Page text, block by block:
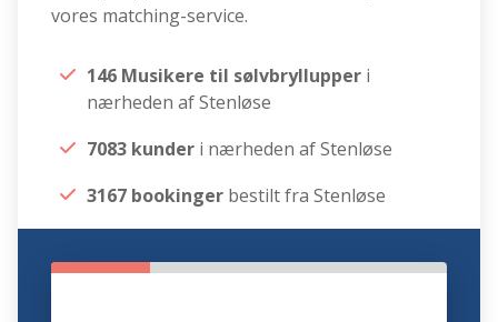
vores matching-service.
146 Musikere til sølvbryllupper i
nærheden af Stenløse
7083 kunder i nærheden af Stenløse
3167 bookinger bestilt fra Stenløse